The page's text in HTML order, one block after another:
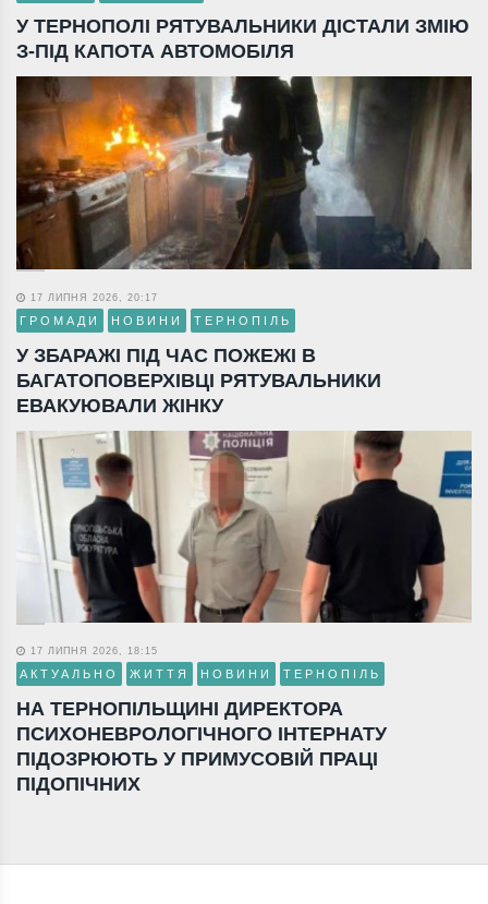
У ТЕРНОПОЛІ РЯТУВАЛЬНИКИ ДІСТАЛИ ЗМІЮ
З-ПІД КАПОТА АВТОМОБІЛЯ
17 ЛИПНЯ 2026, 20:17
ГРОМАДИ НОВИНИ ТЕРНОПІЛЬ
У ЗБАРАЖІ ПІД ЧАС ПОЖЕЖІ В
БАГАТОПОВЕРХІВЦІ РЯТУВАЛЬНИКИ
ЕВАКУЮВАЛИ ЖІНКУ
17 ЛИПНЯ 2026, 18:15
АКТУАЛЬНО ЖИТТЯ НОВИНИ ТЕРНОПІЛЬ
НА ТЕРНОПІЛЬЩИНІ ДИРЕКТОРА
ПСИХОНЕВРОЛОГІЧНОГО ІНТЕРНАТУ
ПІДОЗРЮЮТЬ У ПРИМУСОВІЙ ПРАЦІ
ПІДОПІЧНИХ